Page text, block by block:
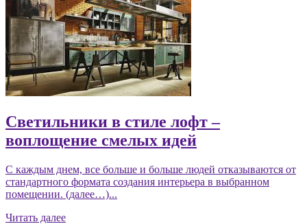
Светильники в стиле лофт –
воплощение смелых идей
С каждым днем, все больше и больше людей отказываются от
стандартного формата создания интерьера в выбранном
помещении. (далее…)...
Читать далее